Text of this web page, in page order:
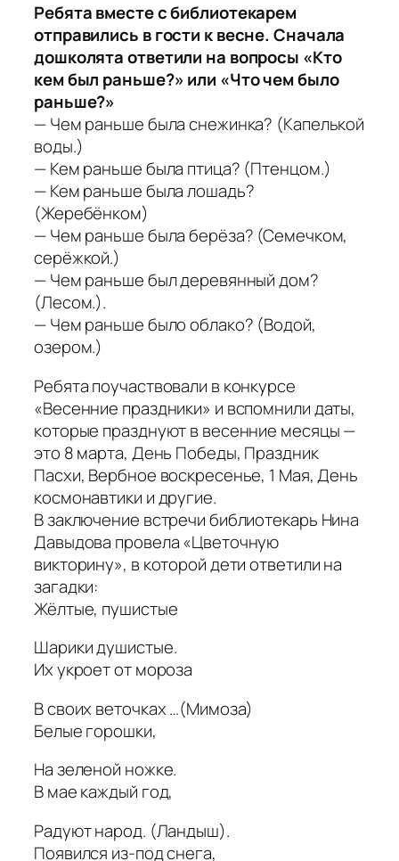
Ребята вместе с библиотекарем
отправились в гости к весне. Сначала
дошколята ответили на вопросы «Кто
кем был раньше?» или «Что чем было
раньше?»
— Чем раньше была снежинка? (Капелькой
воды.)
— Кем раньше была птица? (Птенцом.)
— Кем раньше была лошадь?
(Жеребёнком)
— Чем раньше была берёза? (Семечком,
серёжкой.)
— Чем раньше был деревянный дом?
(Лесом.).
— Чем раньше было облако? (Водой,
озером.)
Ребята поучаствовали в конкурсе
«Весенние праздники» и вспомнили даты,
которые празднуют в весенние месяцы —
это 8 марта, День Победы, Праздник
Пасхи, Вербное воскресенье, 1 Мая, День
космонавтики и другие.
В заключение встречи библиотекарь Нина
Давыдова провела «Цветочную
викторину», в которой дети ответили на
загадки:
Жёлтые, пушистые
Шарики душистые.
Их укроет от мороза
В своих веточках …(Мимоза)
Белые горошки,
На зеленой ножке.
В мае каждый год,
Радуют народ. (Ландыш).
Появился из-под снега,